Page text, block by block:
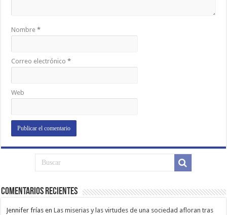
Nombre*
Correo electrónico*
Web
Comentarios Recientes
Jennifer frías enLas miserias y las virtudes de una sociedad afloran tras